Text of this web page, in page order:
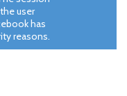
user
has
reasons.